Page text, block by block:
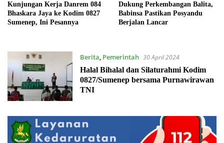
Kunjungan Kerja Danrem 084
Bhaskara Jaya ke Kodim 0827
Sumenep, Ini Pesannya
Dukung Perkembangan Balita,
Babinsa Pastikan Posyandu
Berjalan Lancar
Berita, Pemerintah 30 April 2024
Halal Bihalal dan Silaturahmi Kodim
0827/Sumenep bersama Purnawirawan
TNI